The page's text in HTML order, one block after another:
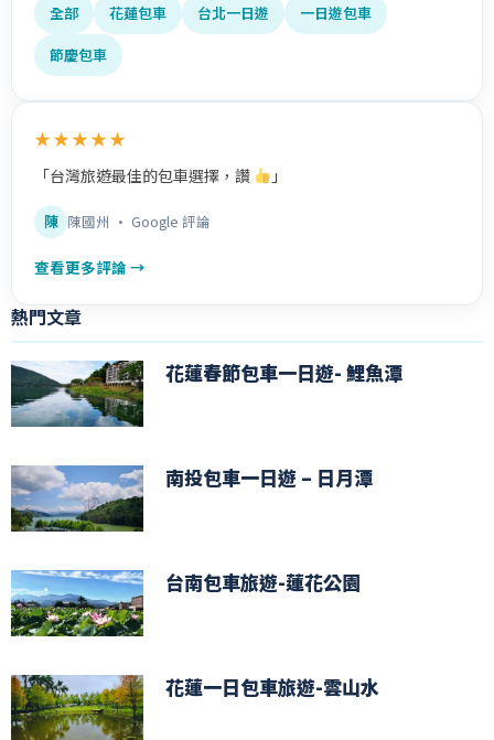
全部 花蓮包車 台北一日遊
一日遊包車
節慶包車
★★★★★
「台灣旅遊最佳的包車選擇，讚 」
陳 陳國州 · Google 評論
查看更多評論 →
熱門文章
花蓮春節包車一日遊- 鯉魚潭
南投包車一日遊 – 日月潭
台南包車旅遊-蓮花公園
花蓮一日包車旅遊-雲山水